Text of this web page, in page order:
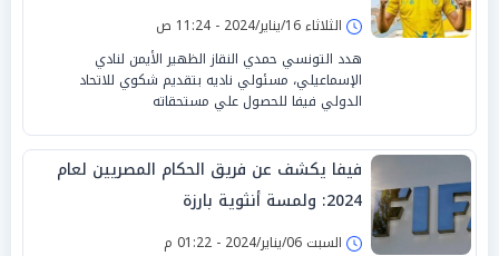
الثلاثاء 16/يناير/2024 - 11:24 ص
هدد التونسي حمدي النقاز الظهير الأيمن لنادي
الإسماعيلي، مسئولي ناديه بتقديم شكوي للاتحاد
الدولي فيفا للحصول علي مستحقاته
فيفا يكشف عن فريق الحكام المصريين لعام
2024: ولمسة أنثوية بارزة
السبت 06/يناير/2024 - 01:22 م